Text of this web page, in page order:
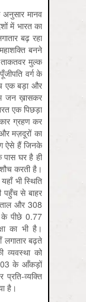
मानव
में भारत का
बढ़ रहा
बनने
मुल्क
वर्ग के
एक बड़ा और
जन ख़ासकर
एक पिछड़ा
ग्रहण कर
मज़दूरों का
ऐसे हैं जिनके
घर है ही
करती है।
भी स्थिति
पहुँच से बाहर
और 308
के पीछे 0.77
का भी है।
बढ़ते
व्यवस्था को
के आँकड़ों
प्रति-व्यक्ति
है।